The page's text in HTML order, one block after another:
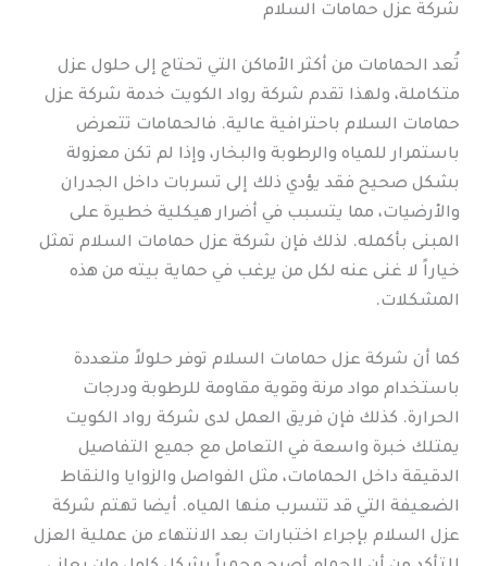
شركة عزل حمامات السلام
تُعد الحمامات من أكثر الأماكن التي تحتاج إلى حلول عزل
متكاملة، ولهذا تقدم شركة رواد الكويت خدمة شركة عزل
حمامات السلام باحترافية عالية. فالحمامات تتعرض
باستمرار للمياه والرطوبة والبخار، وإذا لم تكن معزولة
بشكل صحيح فقد يؤدي ذلك إلى تسربات داخل الجدران
والأرضيات، مما يتسبب في أضرار هيكلية خطيرة على
المبنى بأكمله. لذلك فإن شركة عزل حمامات السلام تمثل
خياراً لا غنى عنه لكل من يرغب في حماية بيته من هذه
المشكلات.
كما أن شركة عزل حمامات السلام توفر حلولاً متعددة
باستخدام مواد مرنة وقوية مقاومة للرطوبة ودرجات
الحرارة. كذلك فإن فريق العمل لدى شركة رواد الكويت
يمتلك خبرة واسعة في التعامل مع جميع التفاصيل
الدقيقة داخل الحمامات، مثل الفواصل والزوايا والنقاط
الضعيفة التي قد تتسرب منها المياه. أيضا تهتم شركة
عزل السلام بإجراء اختبارات بعد الانتهاء من عملية العزل